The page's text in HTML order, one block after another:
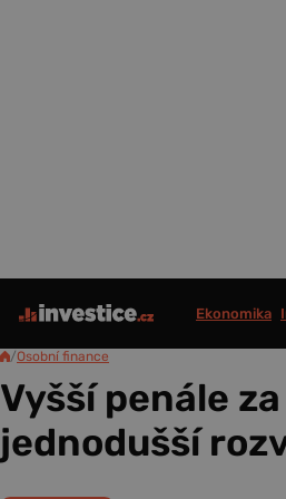
Ekonomika
/Osobní finance
Vyšší penále
jednodušší